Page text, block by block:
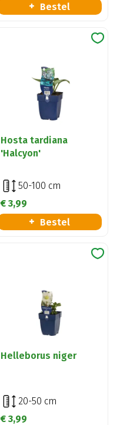
Bestel
Hosta tardiana
'Halcyon'
50-100 cm
€ 3,99
Bestel
Helleborus niger
20-50 cm
€ 3,99